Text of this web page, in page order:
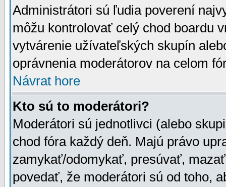
Administrátori sú ľudia poverení
môžu kontrolovať celý chod boardu
vytvárenie užívateľských skupín
oprávnenia moderátorov na celom
Návrat hore
Kto sú to moderátori?
Moderátori sú jednotlivci (alebo
chod fóra každý deň. Majú právo
zamykať/odomykať, presúvať,
povedať, že moderátori sú od toho,